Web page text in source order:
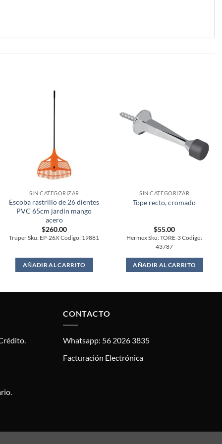
SIN CATEGORIZAR
Escoba rastrillo de 26 dientes
PVC 65cm jardin mango
acero
$260.00
Truper Sku: EP-26X Codigo: 19881
AÑADIR AL CARRITO
SIN CATEGORIZAR
Tope recto, cromado
$55.00
Hermex Sku: TORE-3 Codigo:
43787
AÑADIR AL CARRITO
CONTACTO
Whatsapp: 56 2026 3835
Facturación Electrónica